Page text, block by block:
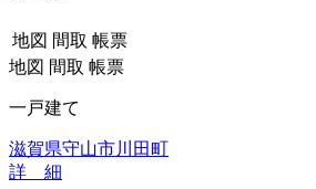
地図 間取 帳票
地図 間取 帳票
一戸建て
滋賀県守山市川田町
詳 細